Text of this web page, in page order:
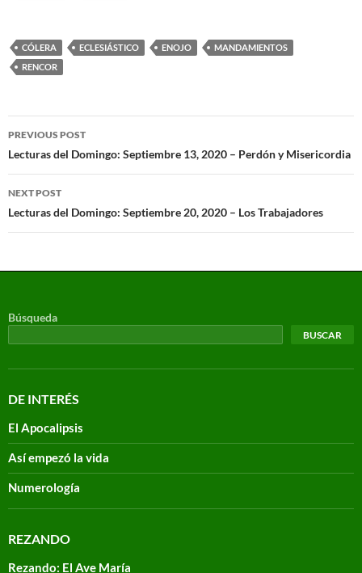
CÓLERA ECLESIÁSTICO ENOJO
MANDAMIENTOS
RENCOR
PREVIOUS POST
Lecturas del Domingo: Septiembre 13, 2020 – Perdón y Misericordia
NEXT POST
Lecturas del Domingo: Septiembre 20, 2020 – Los Trabajadores
Búsqueda
BUSCAR
DE INTERÉS
El Apocalipsis
Así empezó la vida
Numerología
REZANDO
Rezando: El Ave María